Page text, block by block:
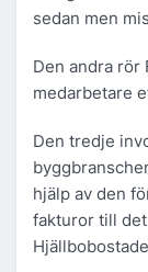
sedan men
Den andra rör
medarbetare
Den tredje
hjälp av den
fakturor till